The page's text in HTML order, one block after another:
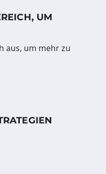
UM
aus, um mehr zu